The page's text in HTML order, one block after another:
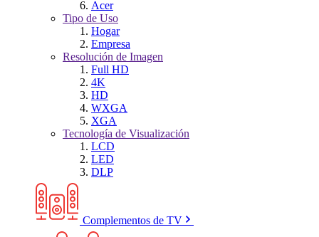
Acer
Tipo de Uso
Hogar
Empresa
Resolución de Imagen
Full HD
4K
HD
WXGA
XGA
Tecnología de Visualización
LCD
LED
DLP
Complementos de TV